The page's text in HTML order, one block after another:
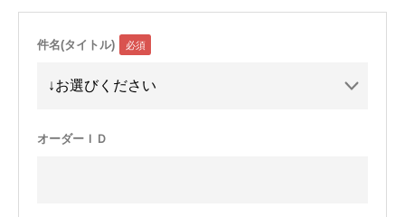
お買い物ガイド
International Shipping
件名(タイトル)
オーダーＩＤ